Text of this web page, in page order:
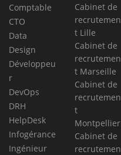
Comptable
CTO
Data
Design
Développeu
r
DevOps
DRH
HelpDesk
Infogérance
Ingénieur
Cabinet de
recrutemen
t Lille
Cabinet de
recrutemen
t Marseille
Cabinet de
recrutemen
t
Montpellier
Cabinet de
recrutemen